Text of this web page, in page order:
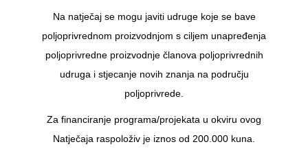
Na natječaj se mogu javiti udruge koje se bave
poljoprivrednom proizvodnjom s ciljem unapređenja
poljoprivredne proizvodnje članova poljoprivrednih
udruga i stjecanje novih znanja na području
poljoprivrede.
Za financiranje programa/projekata u okviru ovog
Natječaja raspoloživ je iznos od 200.000 kuna.